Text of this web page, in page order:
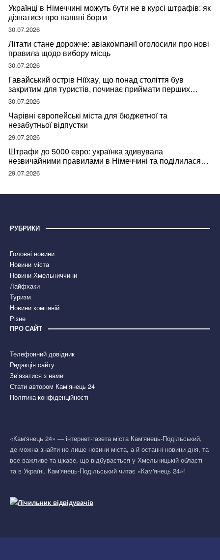
Українці в Німеччині можуть бути не в курсі штрафів: як
дізнатися про наявні борги
30.07.2026
Літати стане дорожче: авіакомпанії оголосили про нові
правила щодо вибору місць
30.07.2026
Гавайський острів Ніїхау, що понад століття був
закритим для туристів, починає приймати перших
відвідувачів
30.07.2026
Чарівні європейські міста для бюджетної та
незабутньої відпустки
29.07.2026
Штрафи до 5000 євро: українка здивувала
незвичайними правилами в Німеччині та поділилася
правдою
29.07.2026
РУБРИКИ
Головні новини
Новини міста
Новини Хмельниччини
Лайфхаки
Туризм
Новини компаній
Різне
ПРО САЙТ
Телефонний довідник
Редакція сайту
Зв’язатися з нами
Стати автором Кам’янець 24
Політика конфіденційності
«Кам'янець 24» — інтернет-газета міста Кам'янець-Подільський,
де можна знайти не лише новини міста, а й останні новини дня, та
все важливе та цікаве, що відбувається у Хмельницькій області
та в Україні. Кам'янець-Подільський читає «Кам'янець 24»!